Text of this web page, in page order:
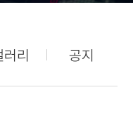
러리 공지